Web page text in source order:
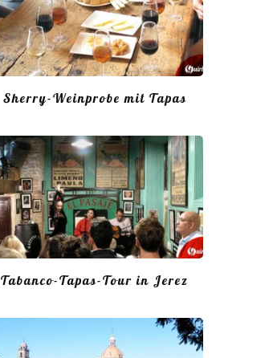
Sherry-Weinprobe mit Tapas
Tabanco-Tapas-Tour in Jerez